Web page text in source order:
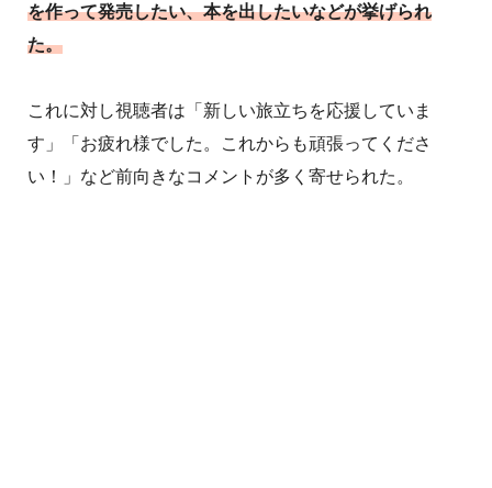
を作って発売したい、本を出したいなどが挙げられ
た。
これに対し視聴者は「新しい旅立ちを応援していま
す」「お疲れ様でした。これからも頑張ってくださ
い！」など前向きなコメントが多く寄せられた。